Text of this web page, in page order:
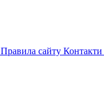
Правила сайту Контакти